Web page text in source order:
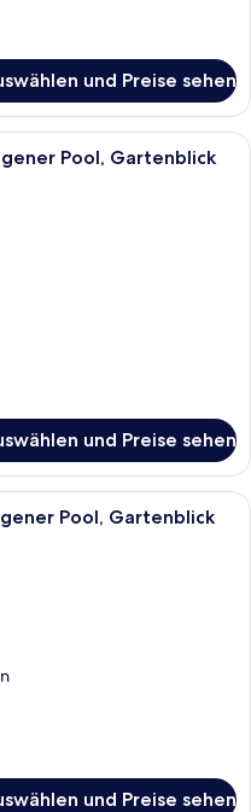
und Preise sehen
moderner Poolbereich im Freien
Pool, Gartenblick
und Preise sehen
moderner Poolbereich im Freien
Pool, Gartenblick
und Preise sehen